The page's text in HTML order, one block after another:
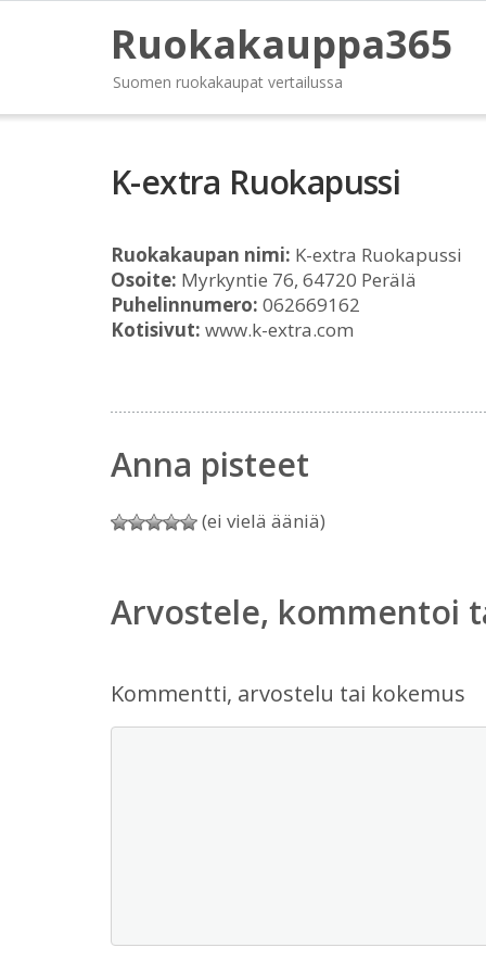
Ruokakauppa365
Suomen ruokakaupat vertailussa
K-extra Ruokapussi
Ruokakaupan nimi: K-extra Ruokapussi
Osoite: Myrkyntie 76, 64720 Perälä
Puhelinnumero: 062669162
Kotisivut: www.k-extra.com
Anna pisteet
(ei vielä ääniä)
Arvostele, kommentoi
Kommentti, arvostelu tai kokemus